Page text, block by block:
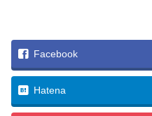
Facebook
Hatena